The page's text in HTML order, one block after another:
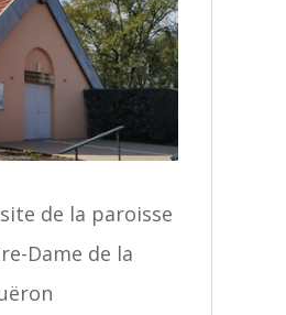
de la paroisse
Dame de la